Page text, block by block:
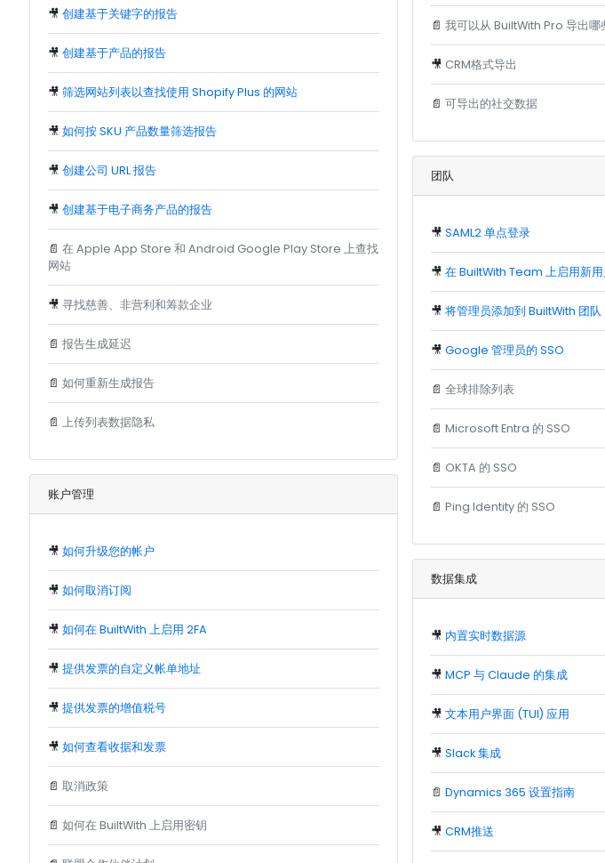
🎥 创建基于关键字的报告
🎥 创建基于产品的报告
🎥 筛选网站列表以查找使用 Shopify Plus 的网站
🎥 如何按 SKU 产品数量筛选报告
🎥 创建公司 URL 报告
🎥 创建基于电子商务产品的报告
📄 在 Apple App Store 和 Android Google Play Store 上查找
网站
🎥 寻找慈善、非营利和筹款企业
📄 报告生成延迟
📄 如何重新生成报告
📄 上传列表数据隐私
账户管理
🎥 如何升级您的帐户
🎥 如何取消订阅
🎥 如何在 BuiltWith 上启用 2FA
🎥 提供发票的自定义帐单地址
🎥 提供发票的增值税号
🎥 如何查看收据和发票
📄 取消政策
📄 如何在 BuiltWith 上启用密钥
📄我可以从 BuiltWith Pro 导出哪
🎥 CRM格式导出
📄可导出的社交数据
团队
🎥SAML2 单点登录
🎥在 BuiltWith Team 上启用新用
🎥将管理员添加到 BuiltWith 团队
🎥Google 管理员的 SSO
📄全球排除列表
📄Microsoft Entra 的 SSO
📄 OKTA 的 SSO
📄Ping Identity 的 SSO
数据集成
🎥 内置实时数据源
🎥MCP 与 Claude 的集成
🎥文本用户界面 (TUI) 应用
🎥Slack 集成
📄Dynamics 365 设置指南
🎥CRM推送